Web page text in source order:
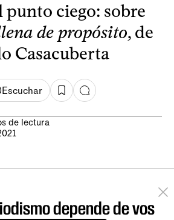
punto ciego: sobre
de propósito, de
Casacuberta
Escuchar
de lectura
depende de vos